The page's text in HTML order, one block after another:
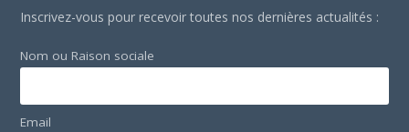
Inscrivez-vous pour recevoir toutes nos dernières actualités :
Nom ou Raison sociale
Email